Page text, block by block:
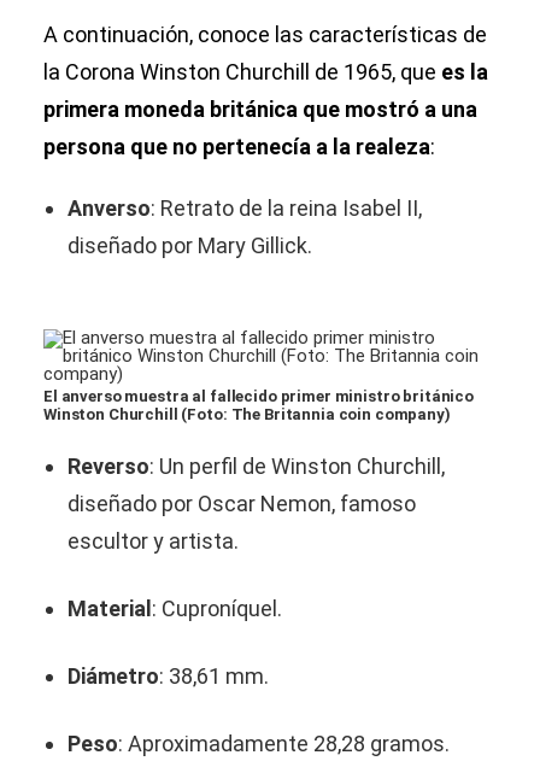
A continuación, conoce las características de
la Corona Winston Churchill de 1965, que es la
primera moneda británica que mostró a una
persona que no pertenecía a la realeza:
Anverso: Retrato de la reina Isabel II,
diseñado por Mary Gillick.
El anverso muestra al fallecido primer ministro británico
Winston Churchill (Foto: The Britannia coin company)
Reverso: Un perfil de Winston Churchill,
diseñado por Oscar Nemon, famoso
escultor y artista.
Material : Cuproníquel.
Diámetro: 38,61 mm.
Peso: Aproximadamente 28,28 gramos.